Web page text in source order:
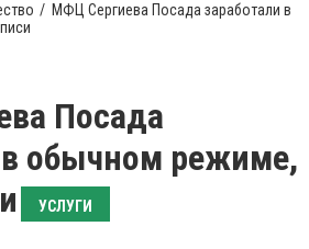
МФЦ Сергиева Посада заработали в
Посада
в обычном режиме,
УСЛУГИ